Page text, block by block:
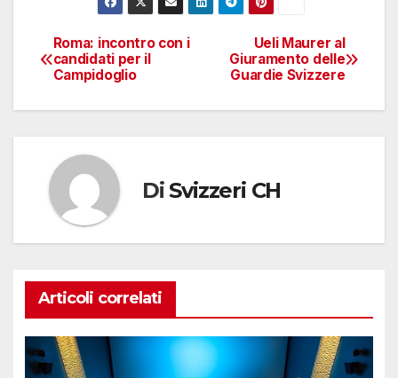
Navigazione
articoli
Ueli Maurer al
Giuramento delle
Guardie Svizzere
Roma: incontro con i
candidati per il
Campidoglio
Di Svizzeri CH
Articoli correlati